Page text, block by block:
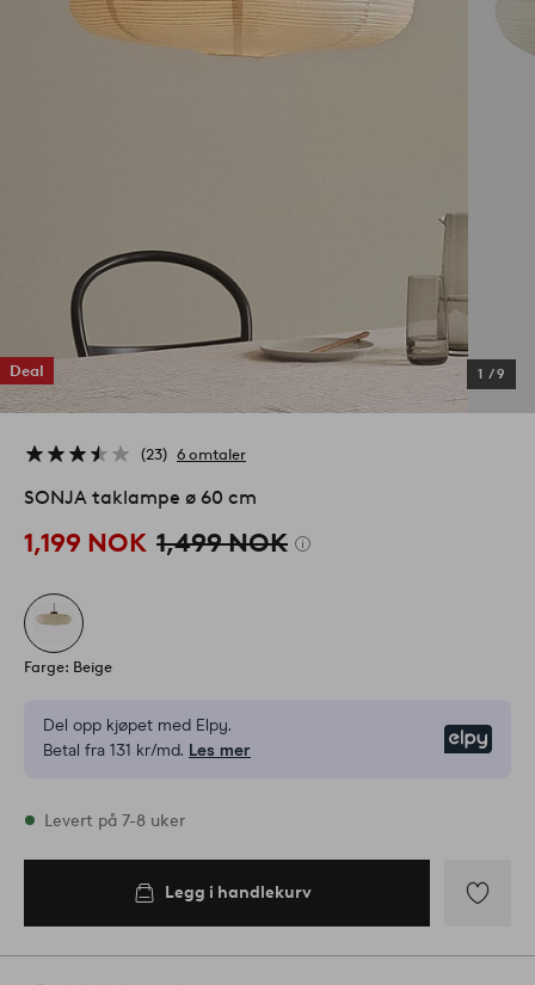
Deal 1 /9
23 6 omtaler
SONJA taklampe ø 60 cm
1,199 NOK 1,499 NOK
Farge: Beige
Del opp kjøpet med Elpy.
Betal fra 131 kr/md. Les mer
På lager
Levert på 7-8 uker
Legg i handlekurv
til